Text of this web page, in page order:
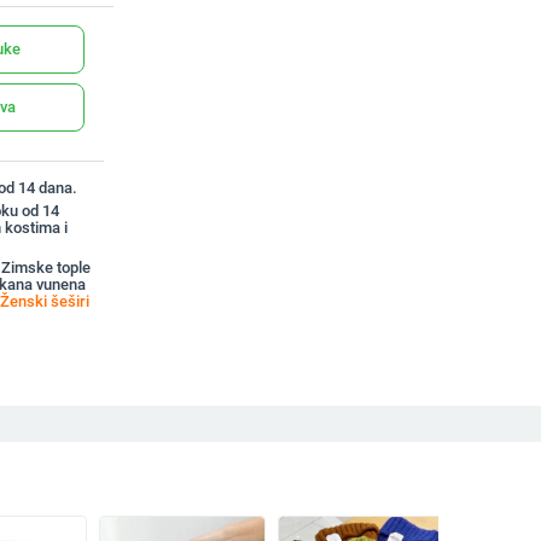
14 dana.
od 14
kostima i
tople
vunena
Ženski šeširi